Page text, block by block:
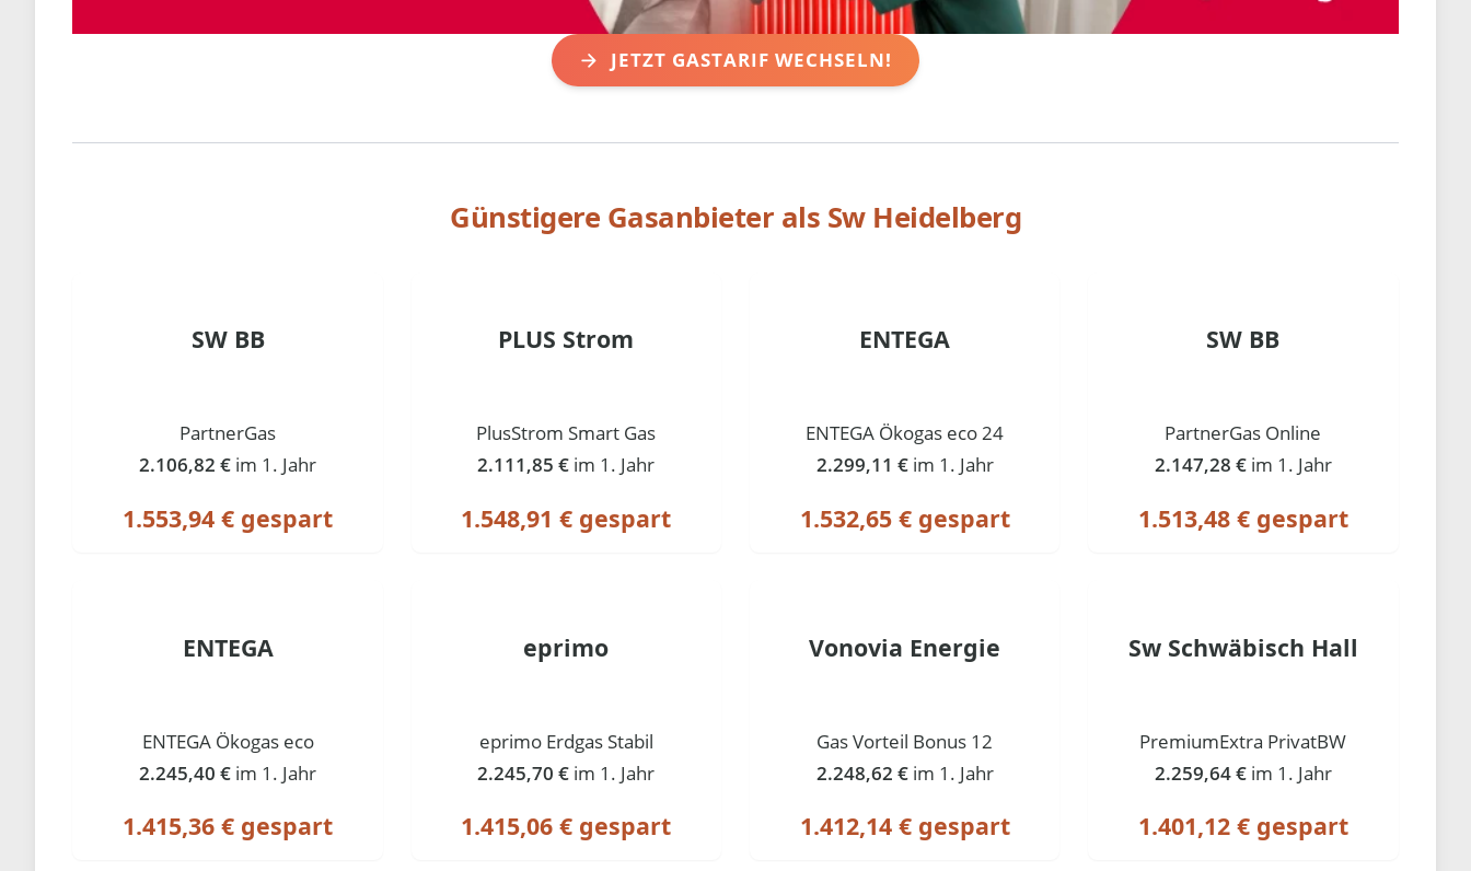
JETZT GASTARIF WECHSELN!
Günstigere Gasanbieter als Sw Heidelberg
SW BB
PartnerGas
2.106,82 € im 1. Jahr
1.553,94 € gespart
PLUS Strom
PlusStrom Smart Gas
2.111,85 € im 1. Jahr
1.548,91 € gespart
ENTEGA
ENTEGA Ökogas eco 24
2.299,11 € im 1. Jahr
1.532,65 € gespart
SW BB
PartnerGas Online
2.147,28 € im 1. Jahr
1.513,48 € gespart
ENTEGA
ENTEGA Ökogas eco
2.245,40 € im 1. Jahr
1.415,36 € gespart
eprimo
eprimo Erdgas Stabil
2.245,70 € im 1. Jahr
1.415,06 € gespart
Vonovia Energie
Gas Vorteil Bonus 12
2.248,62 € im 1. Jahr
1.412,14 € gespart
Sw Schwäbisch Hall
PremiumExtra PrivatBW
2.259,64 € im 1. Jahr
1.401,12 € gespart